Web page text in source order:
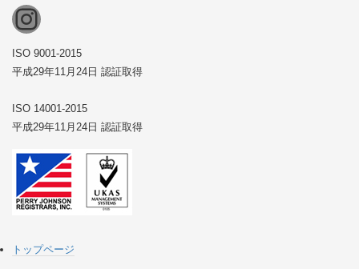
Instagram
ISO 9001-2015
平成29年11月24日 認証取得
ISO 14001-2015
平成29年11月24日 認証取得
トップページ